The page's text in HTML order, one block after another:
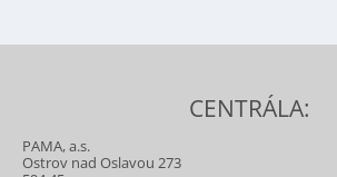
CENTRÁLA:
PAMA, a.s.
Ostrov nad Oslavou 273